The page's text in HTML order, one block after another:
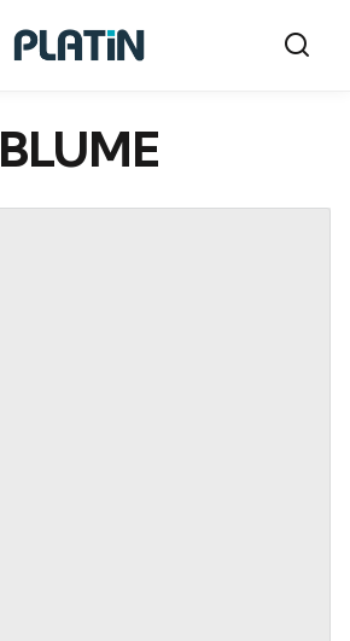
BLUME